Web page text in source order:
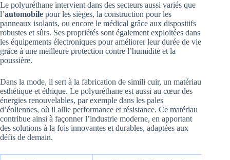
Le polyuréthane intervient dans des secteurs aussi variés que
l’automobile pour les sièges, la construction pour les
panneaux isolants, ou encore le médical grâce aux dispositifs
robustes et sûrs. Ses propriétés sont également exploitées dans
les équipements électroniques pour améliorer leur durée de vie
grâce à une meilleure protection contre l’humidité et la
poussière.
Dans la mode, il sert à la fabrication de simili cuir, un matériau
esthétique et éthique. Le polyuréthane est aussi au cœur des
énergies renouvelables, par exemple dans les pales
d’éoliennes, où il allie performance et résistance. Ce matériau
contribue ainsi à façonner l’industrie moderne, en apportant
des solutions à la fois innovantes et durables, adaptées aux
défis de demain.